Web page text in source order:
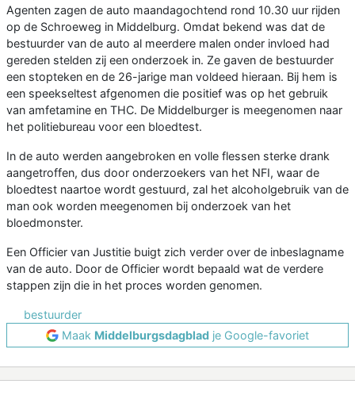
Agenten zagen de auto maandagochtend rond 10.30 uur rijden
op de Schroeweg in Middelburg. Omdat bekend was dat de
bestuurder van de auto al meerdere malen onder invloed had
gereden stelden zij een onderzoek in. Ze gaven de bestuurder
een stopteken en de 26-jarige man voldeed hieraan. Bij hem is
een speekseltest afgenomen die positief was op het gebruik
van amfetamine en THC. De Middelburger is meegenomen naar
het politiebureau voor een bloedtest.
In de auto werden aangebroken en volle flessen sterke drank
aangetroffen, dus door onderzoekers van het NFI, waar de
bloedtest naartoe wordt gestuurd, zal het alcoholgebruik van de
man ook worden meegenomen bij onderzoek van het
bloedmonster.
Een Officier van Justitie buigt zich verder over de inbeslagname
van de auto. Door de Officier wordt bepaald wat de verdere
stappen zijn die in het proces worden genomen.
bestuurder
Maak Middelburgsdagblad je Google-favoriet